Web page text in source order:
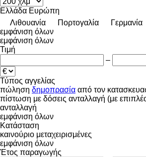
Ελλάδα Ευρώπη
Λιθουανία
Πορτογαλία
Γερμανία
εμφάνιση όλων
εμφάνιση όλων
Τιμή
–
Τύπος αγγελίας
πώληση δημοπρασία από τον
πίστωση με δόσεις ανταλλαγή (με
ανταλλαγή
εμφάνιση όλων
Κατάσταση
καινούριο μεταχειρισμένες
εμφάνιση όλων
Έτος παραγωγής